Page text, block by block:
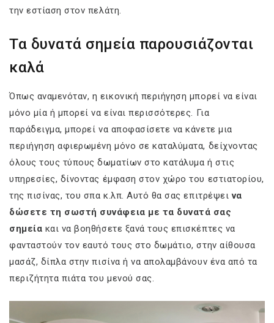
την εστίαση στον πελάτη.
Τα δυνατά σημεία παρουσιάζονται
καλά
Όπως αναμενόταν, η εικονική περιήγηση μπορεί να είναι
μόνο μία ή μπορεί να είναι περισσότερες. Για
παράδειγμα, μπορεί να αποφασίσετε να κάνετε μια
περιήγηση αφιερωμένη μόνο σε καταλύματα, δείχνοντας
όλους τους τύπους δωματίων στο κατάλυμα ή στις
υπηρεσίες, δίνοντας έμφαση στον χώρο του εστιατορίου,
της πισίνας, του σπα κ.λπ. Αυτό θα σας επιτρέψεινα
δώσετε τη σωστή συνάφεια με τα δυνατά σας
σημεία και να βοηθήσετε ξανά τους επισκέπτες να
φανταστούν τον εαυτό τους στο δωμάτιο, στην αίθουσα
μασάζ, δίπλα στην πισίνα ή να απολαμβάνουν ένα από τα
περιζήτητα πιάτα του μενού σας.